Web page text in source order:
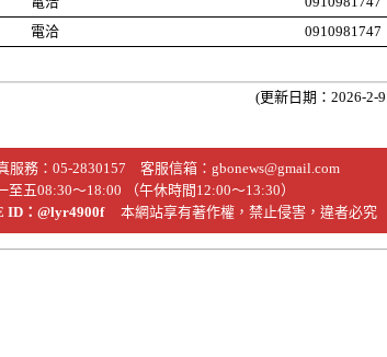
電洽 0910981747
(更新日期：2026-
服務：05-2830157 客服信箱： gbonews@gmail.com
至五08:30～18:00 （午休時間12:00～13:30）
ID：@lyr4900f
本網站享有著作權，禁止侵害，違者必究